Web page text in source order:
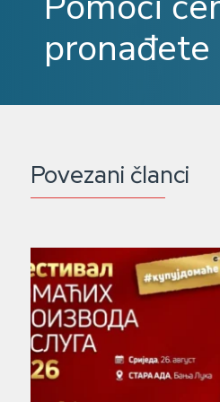
Povezani članci